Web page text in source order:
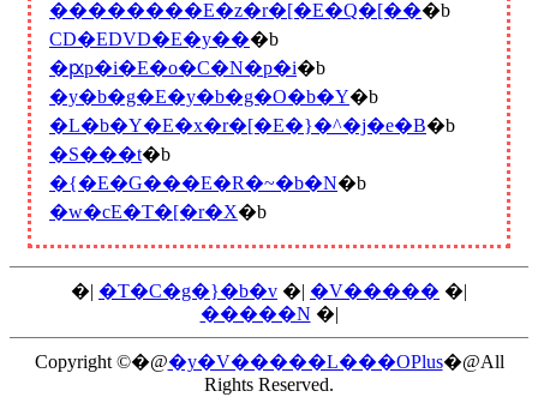
��������E�z�r�[�E�Q�[���b
CD�EDVD�E�y���b
�ԗp�i�E�o�C�N�p�i�b
�y�b�g�E�y�b�g�O�b�Y�b
�L�b�Y�E�x�r�[�E�}�^�j�e�B�b
�S���t�b
�{�E�G���E�R�~�b�N�b
�w�сE�T�[�r�X�b
�| �T�C�g�}�b�v �| �V����� �|
�����N �|
Copyright ©�@�y�V�����L���OPlus�@All
Rights Reserved.